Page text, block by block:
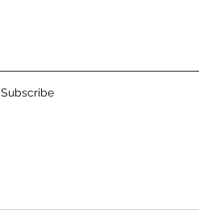
Subscribe